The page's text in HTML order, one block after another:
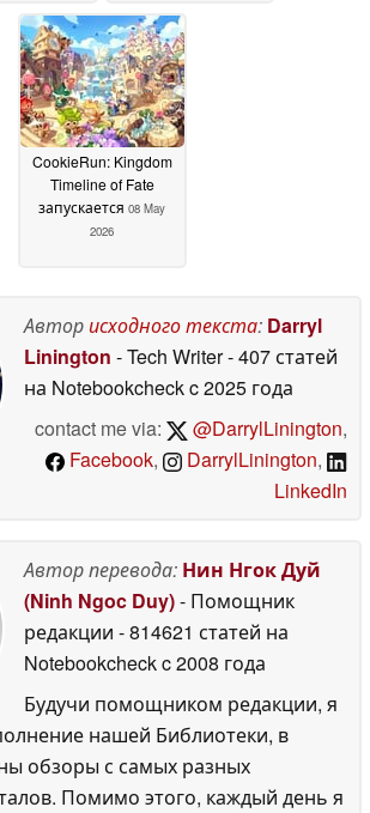
09 May 2026
2026
CookieRun: Kingdom
Timeline of Fate
запускается 08 May
2026
Авторисходного текста: Darryl
Linington - Tech Writer- 407 статей
на Notebookcheckc 2025 года
contact me via:
@DarrylLinington,
Facebook, DarrylLinington,
LinkedIn
Автор перевода: Нин Нгок Дуй
(Ninh Ngoc Duy)- Помощник
редакции - 814621 статей на
Notebookcheckc 2008 года
Будучи помощником редакции, я
нашей Библиотеки, в
обзоры с самых разных
Помимо этого, каждый день я